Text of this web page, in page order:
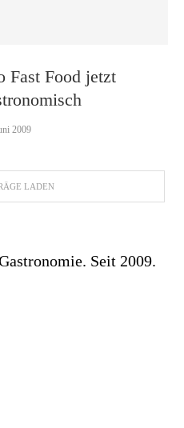
Fast Food jetzt
2009
LADEN
Seit 2009.